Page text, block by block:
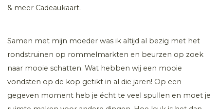
& meer Cadeaukaart.
Samen met mijn moeder was ik altijd al bezig met het
rondstruinen op rommelmarkten en beurzen op zoek
naar mooie schatten. Wat hebben wij een mooie
vondsten op de kop getikt in al die jaren! Op een
gegeven moment heb je écht te veel spullen en moet je